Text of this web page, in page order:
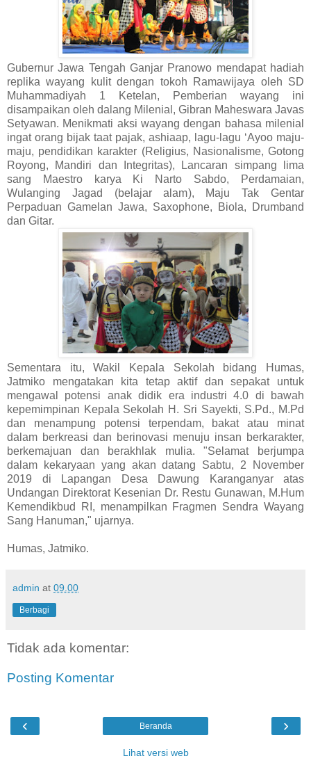
Gubernur Jawa Tengah Ganjar Pranowo mendapat hadiah
replika wayang kulit dengan tokoh Ramawijaya oleh SD
Muhammadiyah 1 Ketelan, Pemberian wayang ini
disampaikan oleh dalang Milenial, Gibran Maheswara Javas
Setyawan. Menikmati aksi wayang dengan bahasa milenial
ingat orang bijak taat pajak, ashiaap, lagu-lagu ‘Ayoo maju-
maju, pendidikan karakter (Religius, Nasionalisme, Gotong
Royong, Mandiri dan Integritas), Lancaran simpang lima
sang Maestro karya Ki Narto Sabdo, Perdamaian,
Wulanging Jagad (belajar alam), Maju Tak Gentar
Perpaduan Gamelan Jawa, Saxophone, Biola, Drumband
dan Gitar.
Sementara itu, Wakil Kepala Sekolah bidang Humas,
Jatmiko mengatakan kita tetap aktif dan sepakat untuk
mengawal potensi anak didik era industri 4.0 di bawah
kepemimpinan Kepala Sekolah H. Sri Sayekti, S.Pd., M.Pd
dan menampung potensi terpendam, bakat atau minat
dalam berkreasi dan berinovasi menuju insan berkarakter,
berkemajuan dan berakhlak mulia. "Selamat berjumpa
dalam kekaryaan yang akan datang Sabtu, 2 November
2019 di Lapangan Desa Dawung Karanganyar atas
Undangan Direktorat Kesenian Dr. Restu Gunawan, M.Hum
Kemendikbud RI, menampilkan Fragmen Sendra Wayang
Sang Hanuman," ujarnya.
Humas, Jatmiko.
admin at 09.00
Berbagi
Tidak ada komentar:
Posting Komentar
‹ ›
Beranda
Lihat versi web